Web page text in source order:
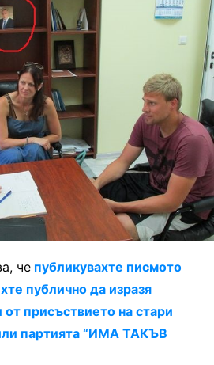
че публикувахте писмото
публично да изразя
от присъствието на стари
партията “ИМА ТАКЪВ